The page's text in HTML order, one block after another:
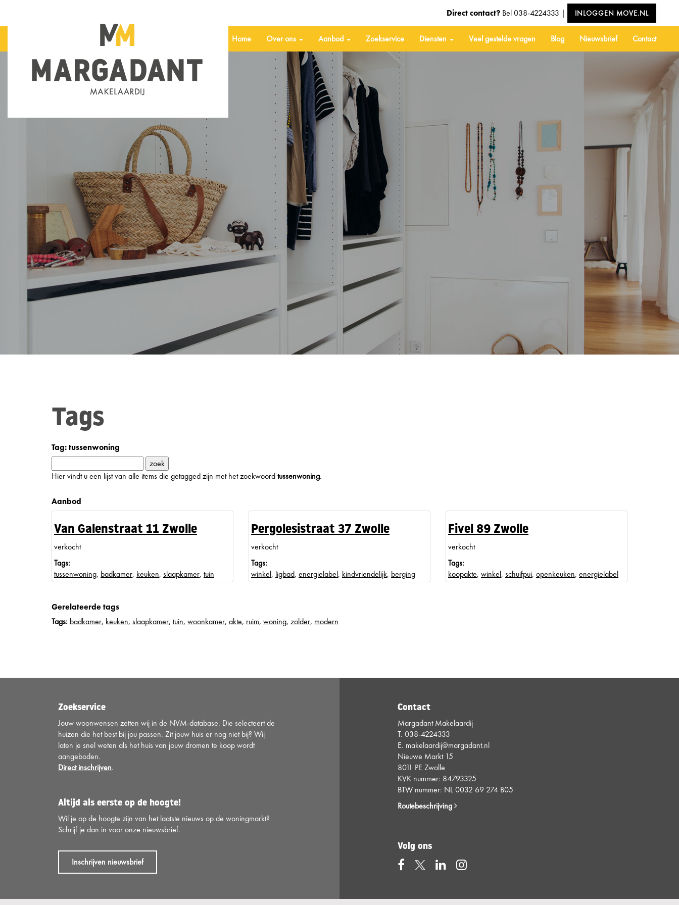
Direct contact? Bel038-4224333 | INLOGGEN MOVE.NL
Home Over ons Aanbod Zoekservice Diensten Veel gestelde vragen Blog Nieuwsbrief Contact
Tags
Tag: tussenwoning
Hier vindt u een lijst van alle items die getagged zijn met het zoekwoordtussenwoning.
Aanbod
Van Galenstraat 11 Zwolle
verkocht
Tags:
tussenwoning, badkamer, keuken, slaapkamer, tuin
Pergolesistraat 37 Zwolle
verkocht
Tags:
winkel, ligbad, energielabel, kindvriendelijk, berging
Fivel 89 Zwolle
verkocht
Tags:
koopakte, winkel, schuifpui, openkeuken, energielabel
Gerelateerde tags
Tags: badkamer, keuken, slaapkamer, tuin, woonkamer, akte, ruim, woning, zolder, modern
Zoekservice
Jouw woonwensen zetten wij in de NVM-database. Die selecteert de
huizen die het best bij jou passen. Zit jouw huis er nog niet bij? Wij
laten je snel weten als het huis van jouw dromen te koop wordt
aangeboden.
Direct inschrijven.
Altijd als eerste op de hoogte!
Wil je op de hoogte zijn van het laatste nieuws op de woningmarkt?
Schrijf je dan in voor onze nieuwsbrief.
Inschrijven nieuwsbrief
Contact
Margadant Makelaardij
T. 038-4224333
E. makelaardij@margadant.nl
Nieuwe Markt 15
8011 PE Zwolle
KVK nummer: 84793325
BTW nummer: NL 0032 69 274 B05
Routebeschrijving
Volg ons